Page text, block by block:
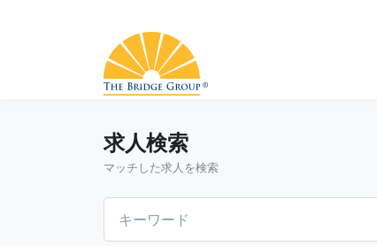
求人検索
マッチした求人を検索